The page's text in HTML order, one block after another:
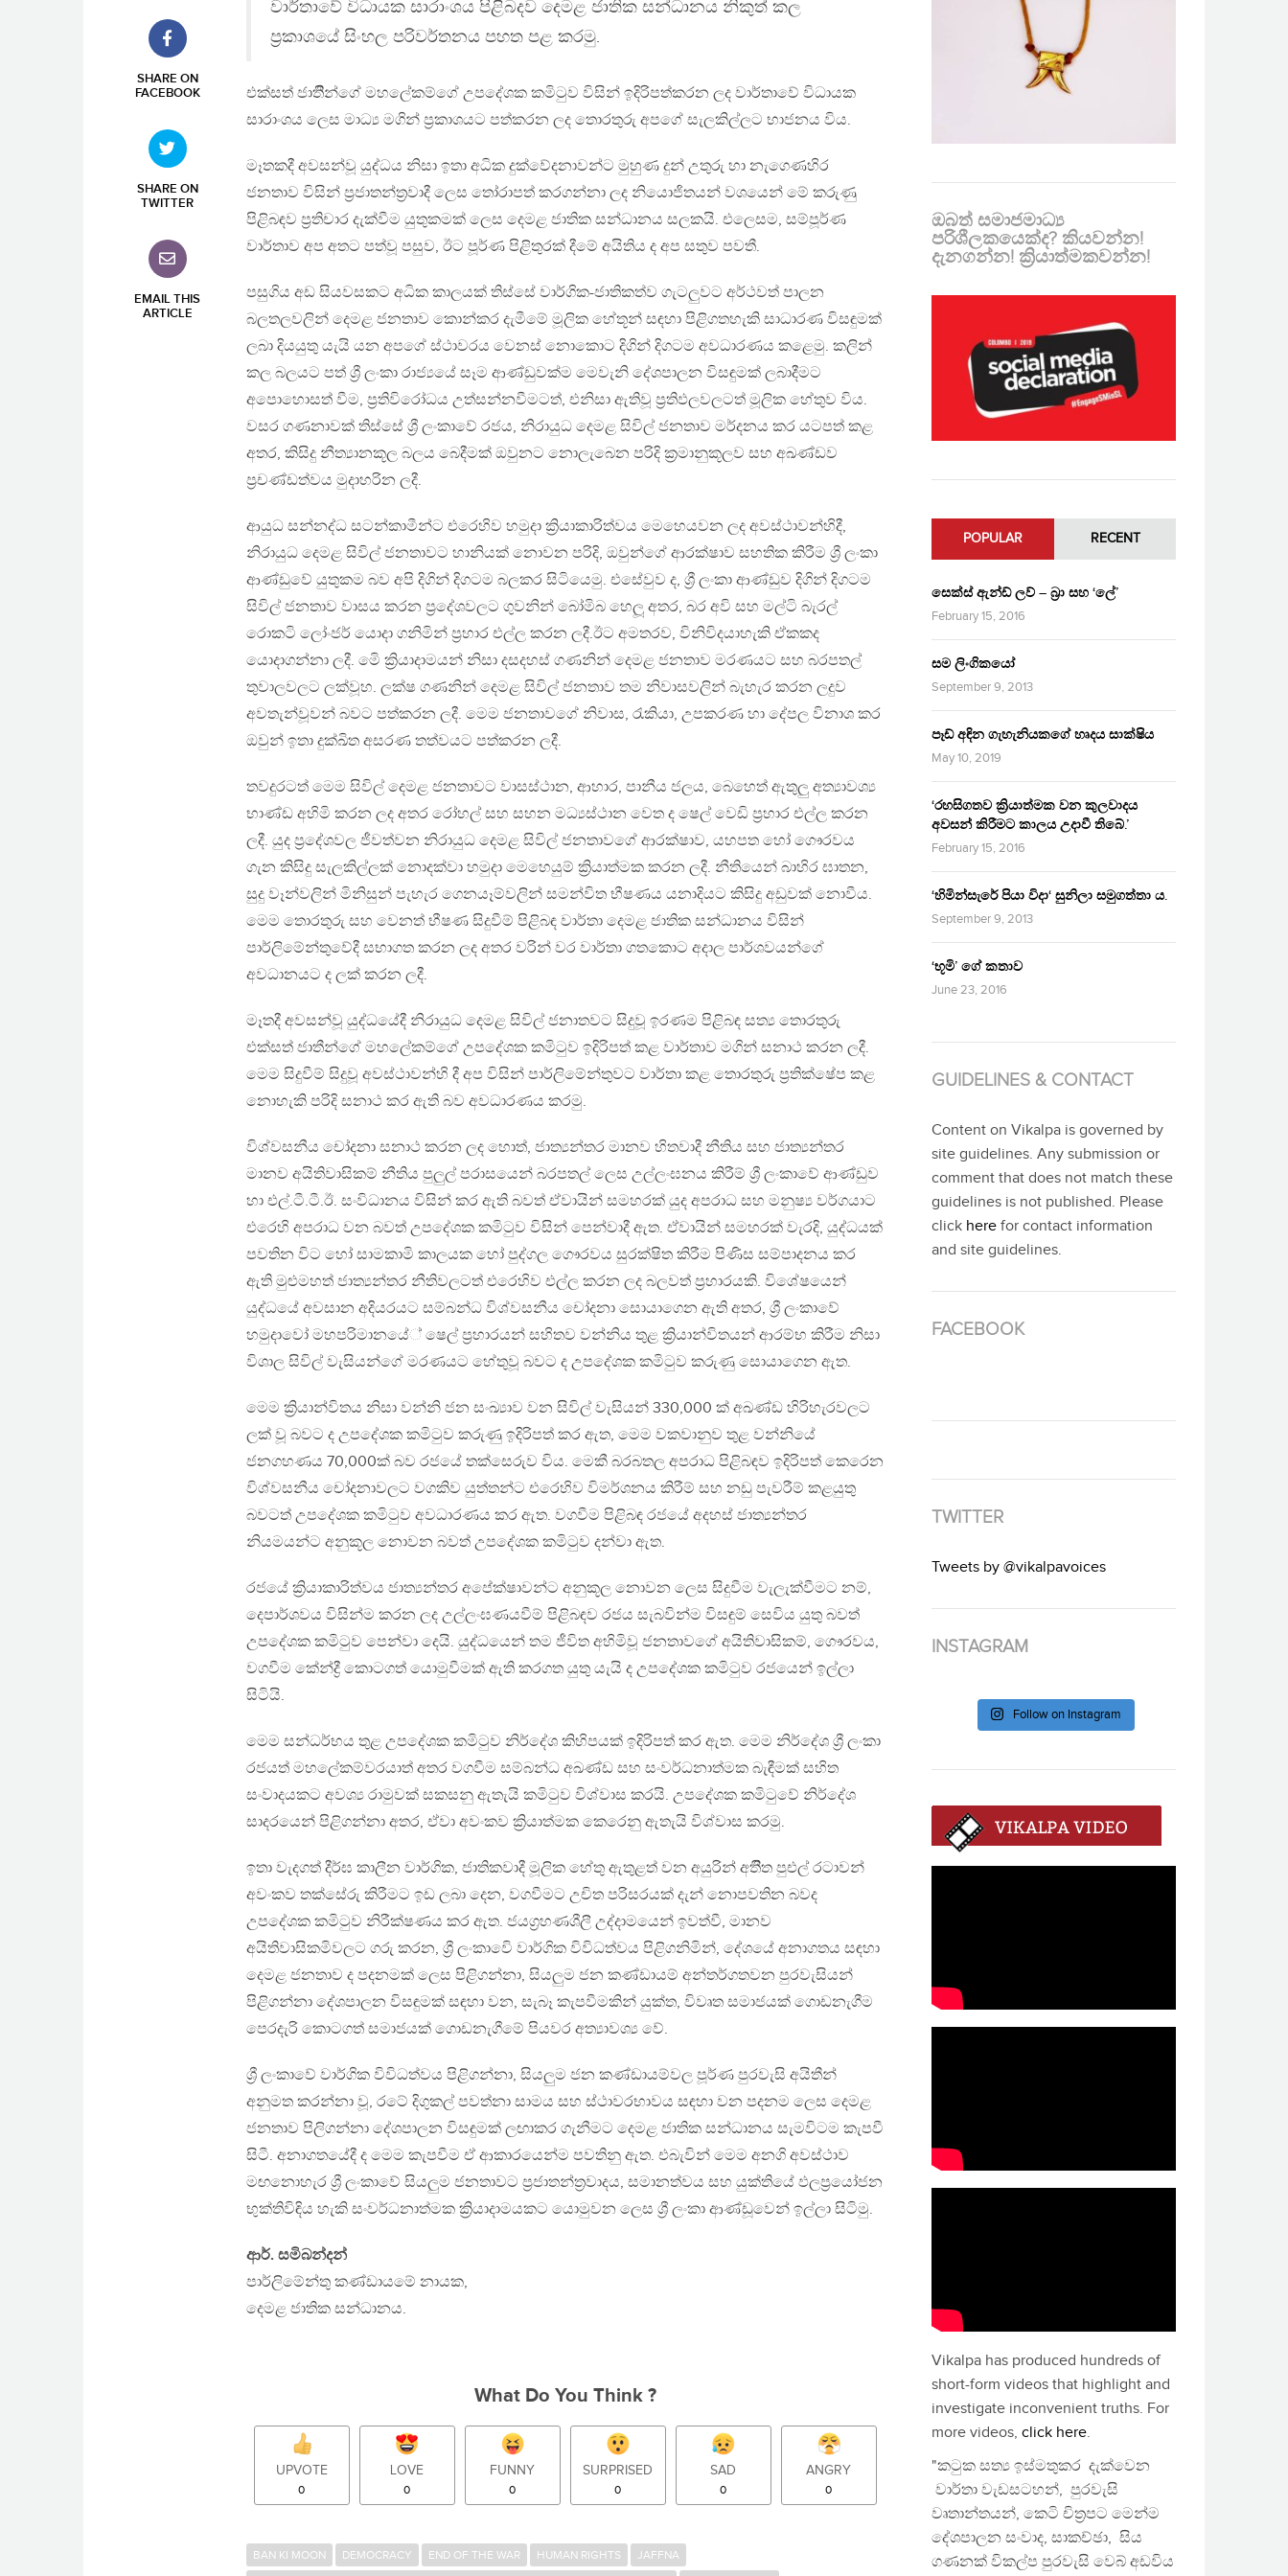
SHARE ON
FACEBOOK
SHARE ON
TWITTER
EMAIL THIS
ARTICLE
වාර්තාවේ විධායක සාරාංශය පිළිබදව දෙමළ ජාතික සන්ධානය නිකුත් කල
ප්‍රකාශයේ සිංහල පරිවර්තනය පහත පළ කරමු.
එක්සත් ජාතිීන්ගේ මහලේකම්ගේ උපදේශක කමිටුව විසින් ඉදිරිපත්කරන ලද වාර්තාවේ විධායක
සාරාංශය ලෙස මාධ්‍ය මගින් ප්‍රකාශයට පත්කරන ලද තොරතුරු අපගේ සැලකිල්ලට භාජනය විය.
මෑතකදී අවසන්වූ යුද්ධය නිසා ඉතා අධික දුක්වේදනාවන්ට මුහුණ දුන් උතුරු හා නැගෙණහිර
ජනතාව විසින් ප්‍රජාතන්ත්‍රවාදී ලෙස තෝරාපත් කරගන්නා ලද නියොජිතයන් වශයෙන් මේ කරුණු
පිළිබඳව ප්‍රතිචාර දැක්වීම යුතුකමක් ලෙස දෙමළ ජාතික සන්ධානය සලකයි. එලෙසම, සම්පූර්ණ
වාර්තාව අප අතට පත්වූ පසුව, ඊට පූර්ණ පිළිතුරක් දීමේ අයිතිය ද අප සතුව පවතී.
පසුගිය අඩ සියවසකට අධික කාලයක් තිස්සේ වාර්ගික-ජාතිකත්ව ගැටලුවට අර්ථවත් පාලන
බලතලවලින් දෙමළ ජනතාව කොන්කර දැමීමේ මූලික හේතූන් සඳහා පිළිගතහැකි සාධාරණ විසඳුමක්
ලබා දියයුතු යැයි යන අපගේ ස්ථාවරය වෙනස් නොකොට දිගින් දිගටම අවධාරණය කළෙමු. කලින්
කල බලයට පත් ශ්‍රී ලංකා රාජ්‍යයේ සෑම ආණ්ඩුවක්ම මෙවැනි දේශපාලන විසඳුමක් ලබාදීමට
අපොහොසත් වීම, ප්‍රතිවිරෝධය උත්සන්නවීමටත්, එනිසා ඇතිවූ ප්‍රතිඵලවලටත් මූලික හේතුව විය.
වසර ගණනාවක් තිස්සේ ශ්‍රී ලංකාවේ රජය, නිරායුධ දෙමළ සිවිල් ජනතාව මර්දනය කර යටපත් කළ
අතර, කිසිදු නීත්‍යානකූල බලය බෙදීමක් ඔවුනට නොලැබෙන පරිදි ක්‍රමානුකූලව සහ අඛණ්ඩව
ප්‍රචණ්ඩත්වය මුදාහරින ලදී.
ආයුධ සන්නද්ධ සටන්කාමීන්ට එරෙහිව හමුදා ක්‍රියාකාරිත්වය මෙහෙයවන ලද අවස්ථාවන්හිදී,
නිරායුධ දෙමළ සිවිල් ජනතාවට හානියක් නොවන පරිදි, ඔවුන්ගේ ආරක්ෂාව සහතික කිරීම ශ්‍රී ලංකා
ආණ්ඩුවේ යුතුකම බව අපි දිගින් දිගටම බලකර සිටියෙමු. එසේවුව ද, ශ්‍රී ලංකා ආණ්ඩුව දිගින් දිගටම
සිවිල් ජනතාව වාසය කරන ප්‍රදේශවලට ගුවනින් බෝමිබ හෙලූ අතර, බර අවි සහ මල්ටි බැරල්
රොකටි ලෝංජර් යොදා ගනිමින් ප්‍රහාර එල්ල කරන ලදී.ඊට අමතරව, විනිවිදයාහැකි ඒකකද
යොදාගන්නා ලදී. මෙි ක්‍රියාදාමයන් නිසා දසදහස් ගණනින් දෙමළ ජනතාව මරණයට සහ බරපතල්
තුවාලවලට ලක්වූහ. ලක්ෂ ගණනින් දෙමළ සිවිල් ජනතාව තම නිවාසවලින් බැහැර කරන ලදුව
අවතැන්වූවන් බවට පත්කරන ලදී. මෙම ජනතාවගේ නිවාස, රැකියා, උපකරණ හා දේපල විනාශ කර
ඔවුන් ඉතා දුක්ඛිත අසරණ තත්වයට පත්කරන ලදී.
තවදුරටත් මෙම සිවිල් දෙමළ ජනතාවට වාසස්ථාන, ආහාර, පානීය ජලය, බෙහෙත් ඇතුලු අත්‍යාවශ්‍ය
භාණ්ඩ අහිමි කරන ලද අතර රෝහල් සහ සහන මධ්‍යස්ථාන වෙත ද ෂෙල් වෙඩි ප්‍රහාර එල්ල කරන
ලදී. යුද ප්‍රදේශවල ජීවත්වන නිරායුධ දෙමළ සිවිල් ජනතාවගේ ආරක්ෂාව, යහපත හෝ ගෞරවය
ගැන කිසිදු සැලකිල්ලක් නොදක්වා හමුදා මෙහෙයුම් ක්‍රියාත්මක කරන ලදී. නීතියෙන් බාහිර ඝාතන,
සුදු වෑන්වලින් මිනිසුන් පැහැර ගෙනයෑම්වලින් සමන්විත භීෂණය යනාදියට කිසිදු අඩුවක් නොවීය.
මෙම තොරතුරු සහ වෙනත් භීෂණ සිදුවීම් පිළිබඳ වාර්තා දෙමළ ජාතික සන්ධානය විසින්
පාර්ලිමේන්තුවේදී සභාගත කරන ලද අතර වරින් වර වාර්තා ගතකොට අදාල පාර්ශවයන්ගේ
අවධානයට ද ලක් කරන ලදී.
මෑතදී අවසන්වූ යුද්ධයේදී නිරායුධ දෙමළ සිවිල් ජනාතවට සිදුවූ ඉරණම පිළිබඳ සත්‍ය තොරතුරු
එක්සත් ජාතීන්ගේ මහලේකම්ගේ උපදේශක කමිටුව ඉදිරිපත් කළ වාර්තාව මගින් සනාථ කරන ලදී.
මෙම සිදුවීම් සිදුවූ අවස්ථාවන්හි දී අප විසින් පාර්ලිමේන්තුවට වාර්තා කළ තොරතුරු ප්‍රතික්ෂේප කළ
නොහැකි පරිදි සනාථ කර ඇති බව අවධාරණය කරමු.
විශ්වසනීය චෝදනා සනාථ කරන ලද හොත්, ජාත්‍යන්තර මානව හිතවාදී නීතිය සහ ජාත්‍යන්තර
මානව අයිතිවාසිකම් නීතිය පුලුල් පරාසයෙන් බරපතල් ලෙස උල්ලංඝනය කිරීම් ශ්‍රී ලංකාවේ ආණ්ඩුව
හා එල්.ටී.ටී.ඊ. සංවිධානය විසින් කර ඇති බවත් ඒවායින් සමහරක් යුද අපරාධ සහ මනුෂ්‍ය වර්ගයාට
එරෙහි අපරාධ වන බවත් උපදේශක කමිටුව විසින් පෙන්වාදී ඇත. ඒවායින් සමහරක් වැරදි, යුද්ධයක්
පවතින විට හෝ සාමකාමි කාලයක හෝ පුද්ගල ගෞරවය සුරක්ෂිත කිරීම පිණිස සම්පාදනය කර
ඇති මුළුමහත් ජාත්‍යන්තර නීතිවලටත් එරෙහිව එල්ල කරන ලද බලවත් ප්‍රහාරයකි. විශේෂයෙන්
යුද්ධයේ අවසාන අදියරයට සම්බන්ධ විශ්වසනීය චෝදනා සොයාගෙන ඇති අතර, ශ්‍රී ලංකාවේ
හමුදාවෝ මහපරිමානයේ් ෂෙල් ප්‍රහාරයන් සහිතව වන්නිය තුළ ක්‍රියාන්විතයන් ආරම්භ කිරීම නිසා
විශාල සිවිල් වැසියන්ගේ මරණයට හේතුවූ බවට ද උපදේශක කමිටුව කරුණු සොයාගෙන ඇත.
මෙම ක්‍රියාන්විතය නිසා වන්නි ජන සංඛ්‍යාව වන සිවිල් වැසියන් 330,000 ක් අඛණ්ඩ හිරිහැරවලට
ලක් වූ බවට ද උපදේශක කමිටුව කරුණු ඉදිරිපත් කර ඇත, මෙම වකවානුව තුළ වන්නියේ
ජනගහණය 70,000ක් බව රජයේ තක්සෙරුව විය. මෙකී බරබතල අපරාධ පිළිබඳව ඉදිරිපත් කෙරෙන
විශ්වසනීය චෝදනාවලට වගකිව යුත්තන්ට එරෙහිව විමර්ශනය කිරීම් සහ නඩු පැවරීම් කළයුතු
බවටත් උපදේශක කමිටුව අවධාරණය කර ඇත. වගවීම පිළිබඳ රජයේ අදහස් ජාත්‍යන්තර
නියමයන්ට අනුකූල නොවන බවත් උපදේශක කමිටුව දන්වා ඇත.
රජයේ ක්‍රියාකාරිත්වය ජාත්‍යන්තර අපේක්ෂාවන්ට අනුකූල නොවන ලෙස සිදුවීම වැලැක්වීමට නම්,
දෙපාර්ශවය විසින්ම කරන ලද උල්ලංඝණයවීම් පිළිබඳව රජය සැබවින්ම විසඳුම් සෙවිය යුතු බවත්
උපදේශක කමිටුව පෙන්වා දෙයි. යුද්ධයෙන් තම ජීවිත අහිමිවූ ජනතාවගේ අයිතිවාසිකම්, ගෞරවය,
වගවීම කේන්ද්‍රී කොටගත් යොමුවීමක් ඇති කරගත යුතු යැයි ද උපදේශක කමිටුව රජයෙන් ඉල්ලා
සිටියි.
මෙම සන්ධර්භය තුළ උපදේශක කමිටුව නිර්දේශ කිහිපයක් ඉදිරිපත් කර ඇත. මෙම නිර්දේශ ශ්‍රී ලංකා
රජයත් මහලේකම්වරයාත් අතර වගවීම සම්බන්ධ අඛණ්ඩ සහ සංවර්ධනාත්මක බැඳීමක් සහිත
සංවාදයකට අවශ්‍ය රාමුවක් සකසනු ඇතැයි කමිටුව විශ්වාස කරයි. උපදේශක කමිටුවේ නිර්දේශ
සාදරයෙන් පිළිගන්නා අතර, ඒවා අවංකව ක්‍රියාත්මක කෙරෙනු ඇතැයි විශ්වාස කරමු.
ඉතා වැදගත් දීර්ඝ කාලීන වාර්ගික, ජාතිකවාදී මූලික හේතු ඇතුළත් වන අයුරින් අතීිත පුඑල් රටාවන්
අවංකව තක්සේරු කිරීමට ඉඩ ලබා දෙන, වගවීමට උචිත පරිසරයක් දැන් නොපවතින බවද
උපදේශක කමිටුව නිරීක්ෂණය කර ඇත. ජයග්‍රහණශීලී උද්දාමයෙන් ඉවත්වී, මානව
අයිතිවාසිකමිවලට ගරු කරන, ශ්‍රී ලංකාවෙි වාර්ගික විවිධත්වය පිළිගනිමින්, දේශයේ අනාගතය සඳහා
දෙමළ ජනතාව ද පදනමක් ලෙස පිළිගන්නා, සියලුම ජන කණ්ඩායම් අන්තර්ගතවන පුරවැසියන්
පිළිගන්නා දේශපාලන විසඳුමක් සඳහා වන, සැබෑ කැපවීමකින් යුක්ත, විවෘත සමාජයක් ගොඩනැගීම
පෙරදැරි කොටගත් සමාජයක් ගොඩනැගීමේ පියවර අත්‍යාවශ්‍ය වේ.
ශ්‍රී ලංකාවේ වාර්ගික විවිධත්වය පිළිගන්නා, සියලුම ජන කණ්ඩායම්වල පූර්ණ පුරවැසි අයිතීන්
අනුමත කරන්නා වූ, රටේ දිගුකල් පවත්නා සාමය සහ ස්ථාවරභාවය සඳහා වන පදනම ලෙස දෙමළ
ජනතාව පිලිගන්නා දේශපාලන විසඳුමක් ලඟාකර ගැනීමට දෙමළ ජාතික සන්ධානය සැමවිටම කැපවී
සිටී. අනාගතයේදී ද මෙම කැපවීම ඒ ආකාරයෙන්ම පවතිනු ඇත. එබැවින් මෙම අනගි අවස්ථාව
මඟනොහැර ශ්‍රී ලංකාවේ සියලුම ජනතාවට ප්‍රජාතන්ත්‍රවාදය, සමානත්වය සහ යුක්තියේ ඵලප්‍රයෝජන
භුක්තිවිඳිය හැකි සංවර්ධනාත්මක ක්‍රියාදාමයකට යොමුවන ලෙස ශ්‍රී ලංකා ආණ්ඩූවෙන් ඉල්ලා සිටිමු.
ආර්. සමිබන්දන්
පාර්ලිමේන්තු කණ්ඩායමේ නායක,
දෙමළ ජාතික සන්ධානය.
What Do You Think ?
UPVOTE
0
LOVE
0
FUNNY
0
SURPRISED
0
SAD
0
ANGRY
0
BAN KI MOON DEMOCRACY END OF THE WAR HUMAN RIGHTS
JAFFNA
ඔබත් සමාජමාධ්‍ය
පරිශීලකයෙක්ද? කියවන්න!
දැනගන්න! ක්‍රියාත්මකවන්න!
POPULAR RECENT
සෙක්ස් ඇන්ඩ් ලව් – බ්‍රා සහ ‘ලේ’
February 15, 2016
සම ලිංගිකයෝ
September 9, 2013
පෑඩ් අඳින ගැහැනියකගේ හෘදය සාක්ෂිය
May 10, 2019
‘රහසිගතව ක්‍රියාත්මක වන කුලවාදය
අවසන් කිරීමට කාලය උදාවී තිබේ.’
February 15, 2016
‘හිමින්සැරේ පියා විදා‘ සුනිලා සමුගත්තා ය.
September 9, 2013
‘භූමි’ ගේ කතාව
June 23, 2016
GUIDELINES & CONTACT
Content on Vikalpa is governed by
site guidelines. Any submission or
comment that does not match these
guidelines is not published. Please
click here for contact information
and site guidelines.
FACEBOOK
TWITTER
Tweets by @vikalpavoices
INSTAGRAM
Follow on Instagram
Vikalpa has produced hundreds of
short-form videos that highlight and
investigate inconvenient truths. For
more videos, click here.
"කටුක සත්‍ය ඉස්මතුකර දැක්වෙන
වාර්තා වැඩසටහන්, පුරවැසි
වෘතාන්තයන්, කෙටි චිත්‍රපට මෙන්ම
දේශපාලන සංවාද, සාකච්ඡා, සිය
ගණනක් විකල්ප පුරවැසි වෙබ් අඩවිය